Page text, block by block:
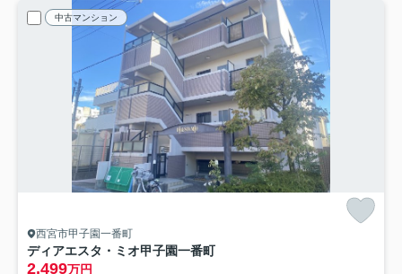
中古マンション
西宮市甲子園一番町
ディアエスタ・ミオ甲子園一番町
2,499万円